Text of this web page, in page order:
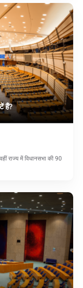
हैं?
राज्य में विधानसभा की 90